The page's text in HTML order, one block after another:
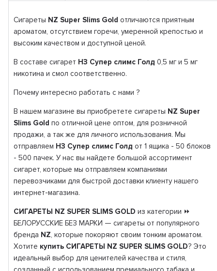
Сигареты NZ Super Slims Gold отличаются приятным
ароматом, отсутствием горечи, умеренной крепостью и
высоким качеством и доступной ценой.
В составе сигарет НЗ Супер слимс Голд 0,5 мг и 5 мг
никотина и смол соответственно.
Почему интересно работать с нами ?
В нашем магазине вы приобретете сигареты NZ Super
Slims Gold по отличной цене оптом, для розничной
продажи, а так же для личного использования. Мы
отправляем НЗ Супер слимс Голд от 1 ящика - 50 блоков
- 500 пачек. У нас вы найдете большой ассортимент
сигарет, которые мы отправляем компаниями
перевозчиками для быстрой доставки клиенту нашего
интернет-магазина.
СИГАРЕТЫ NZ SUPER SLIMS GOLD из категории ⏩
БЕЛОРУССКИЕ БЕЗ МАРКИ — сигареты от популярного
бренда NZ, которые покоряют своим тонким ароматом.
Хотите купить СИГАРЕТЫ NZ SUPER SLIMS GOLD? Это
идеальный выбор для ценителей качества и стиля,